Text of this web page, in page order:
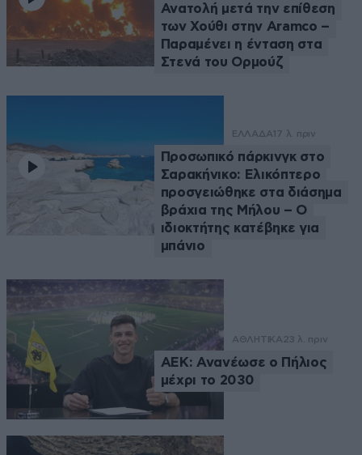
Ανατολή μετά την επίθεση
των Χούθι στην Aramco –
Παραμένει η ένταση στα
Στενά του Ορμούζ
ΕΛΛΑΔΑ 17 λ. πριν
Προσωπικό πάρκινγκ στο
Σαρακήνικο: Ελικόπτερο
προσγειώθηκε στα διάσημα
βράχια της Μήλου – Ο
ιδιοκτήτης κατέβηκε για
μπάνιο
ΑΘΛΗΤΙΚΑ23 λ. πριν
ΑΕΚ: Ανανέωσε ο Πήλιος
μέχρι το 2030